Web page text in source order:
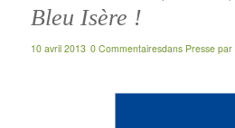
Bleu Isère !
10 avril 2013 0 Commentairesdans Presse par